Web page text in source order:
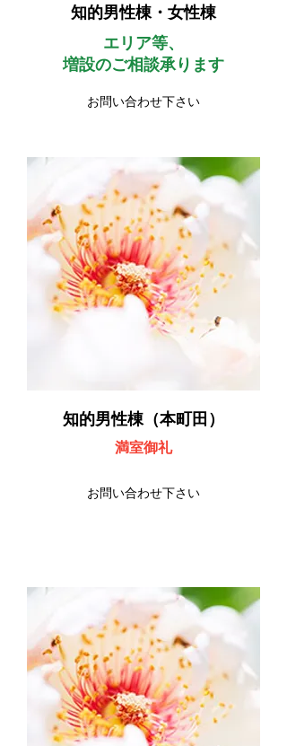
知的男性棟・女性棟
エリア等、
増設のご相談承ります
お問い合わせ下さい
知的男性棟（本町田）
​満室御礼
お問い合わせ下さい